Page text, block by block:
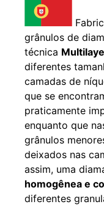
grânulos de
técnica
diferentes
camadas de
que se
praticamente
enquanto que
grânulos
deixados nas
assim, uma
homogênea e
diferentes